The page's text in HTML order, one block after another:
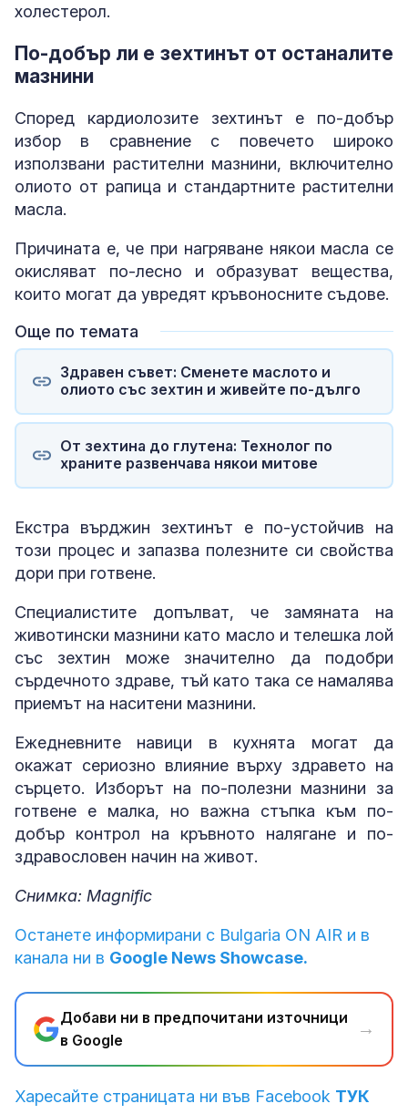
холестерол.
По-добър ли е зехтинът от останалите
мазнини
Според кардиолозите зехтинът е по-добър
избор в сравнение с повечето широко
използвани растителни мазнини, включително
олиото от рапица и стандартните растителни
масла.
Причината е, че при нагряване някои масла се
окисляват по-лесно и образуват вещества,
които могат да увредят кръвоносните съдове.
Още по темата
Здравен съвет: Сменете маслото и
олиото със зехтин и живейте по-дълго
От зехтина до глутена: Технолог по
храните развенчава някои митове
Екстра върджин зехтинът е по-устойчив на
този процес и запазва полезните си свойства
дори при готвене.
Специалистите допълват, че замяната на
животински мазнини като масло и телешка лой
със зехтин може значително да подобри
сърдечното здраве, тъй като така се намалява
приемът на наситени мазнини.
Ежедневните навици в кухнята могат да
окажат сериозно влияние върху здравето на
сърцето. Изборът на по-полезни мазнини за
готвене е малка, но важна стъпка към по-
добър контрол на кръвното налягане и по-
здравословен начин на живот.
Снимка: Magnific
Останете информирани с Bulgaria ON AIR и в
канала ни в Google News Showcase.
Добави ни в предпочитани източници
в Google
→
Харесайте страницата ни във Facebook ТУК